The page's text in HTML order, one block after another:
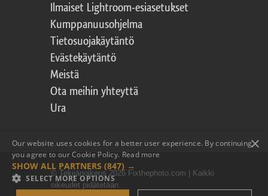
Ilmaiset Lightroom-esiasetukset
Kumppanuusohjelma
Tietosuojakäytäntö
Evästekäytäntö
Meistä
Ota meihin yhteyttä
Ura
© Tekijänoikeus 2026 Fixthephoto.com | Kaikki
oikeudet pidätetään.
×
Our website uses cookies for a better user experience. By continuing,
you agree to our Cookie Policy. Read more
SHOW ALL PARTNERS (847) →
SELECT MORE OPTIONS